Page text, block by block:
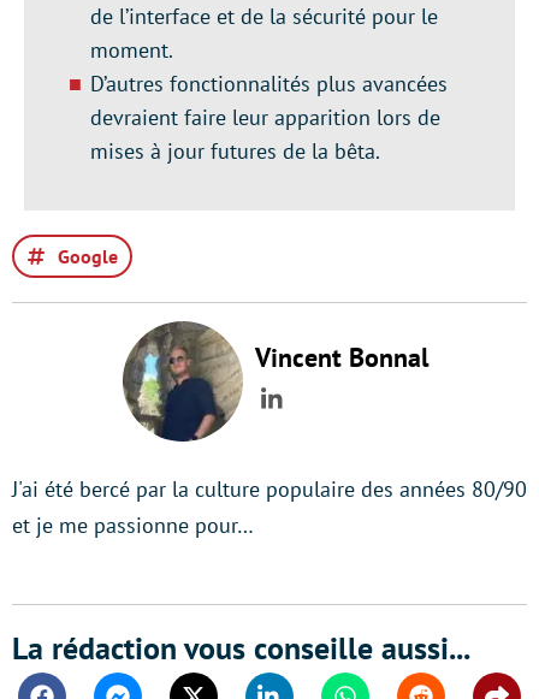
de l’interface et de la sécurité pour le
moment.
D’autres fonctionnalités plus avancées
devraient faire leur apparition lors de
mises à jour futures de la bêta.
Google
Vincent Bonnal
LinkedIn
J'ai été bercé par la culture populaire des années 80/90
et je me passionne pour…
La rédaction vous conseille aussi...